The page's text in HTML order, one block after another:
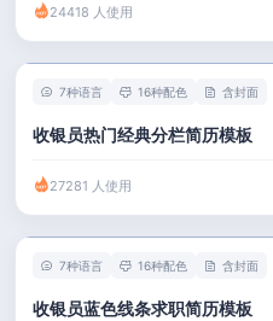
左右分栏
考研复试
市场 / 运营
人事 / 行政
房产建筑
24418 人使用
7种语言 16种配色 含封面
收银员热门经典分栏简历模板
27281 人使用
7种语言 16种配色 含封面
收银员蓝色线条求职简历模板